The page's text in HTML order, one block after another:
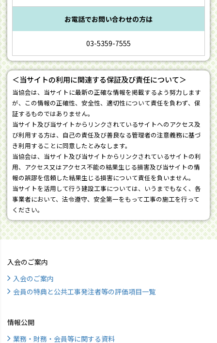
お電話でお問い合わせの方は
03-5359-7555
＜当サイトの利用に関連する保証及び責任について＞
当協会は、当サイトに最新の正確な情報を掲載するよう努力します
が、この情報の正確性、安全性、適切性について責任を負わず、保
証するものではありません。
当サイト及び当サイトからリンクされているサイトへのアクセス及
び利用する方は、自己の責任及び善良なる管理者の注意義務に基づ
き利用することに同意したとみなします。
当協会は、当サイト及び当サイトからリンクされているサイトの利
用、アクセス又はアクセス不能の結果生じる損害及び当サイトの情
報の誤謬を信頼した結果生じる損害について責任を負いません。
当サイトを活用して行う建設工事については、いうまでもなく、各
事業者において、法令遵守、安全第一をもって工事の施工を行って
ください。
入会のご案内
入会のご案内
会員の特典と公共工事発注者等の評価項目一覧
情報公開
業務・財務・会員等に関する資料